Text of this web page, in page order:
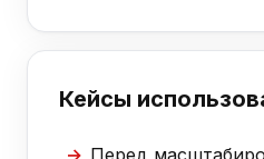
Кейсы
Перед